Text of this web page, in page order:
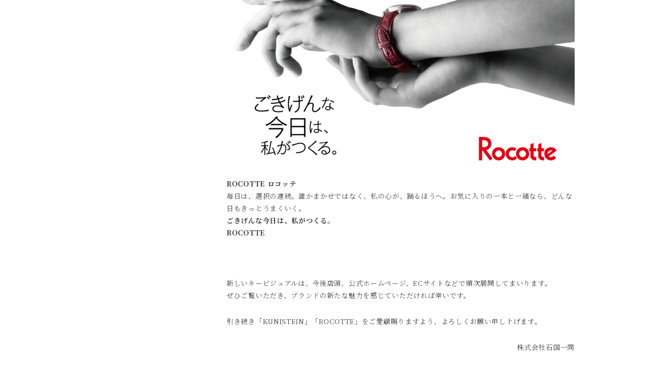
ROCOTTE ロコッテ
毎日は、選択の連続。誰かまかせではなく、私の心が、踊るほうへ。お気に入りの一本と一緒なら、どんな
日もきっとうまくいく。
ごきげんな今日は、私がつくる。
ROCOTTE
新しいキービジュアルは、今後店頭、公式ホームページ、ECサイトなどで順次展開してまいります。
ぜひご覧いただき、ブランドの新たな魅力を感じていただければ幸いです。
引き続き「KUNISTEIN」「ROCOTTE」をご愛顧賜りますよう、よろしくお願い申し上げます。
株式会社石国一同